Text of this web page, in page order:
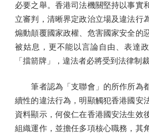
必要之舉。香港司法機關堅持以事實
立審判，清晰界定政治立場及違法行
煽動顛覆國家政權、危害國家安全的
被姑息，更不能以言論自由、表達
「擋箭牌」，違法者必將受到法律制裁
筆者認為「支聯會」的所作所為
續性的違法行為，明顯觸犯香港國安
資料顯示，何俊仁在香港國安法生效
組織運作，並擔任多項核心職務，其